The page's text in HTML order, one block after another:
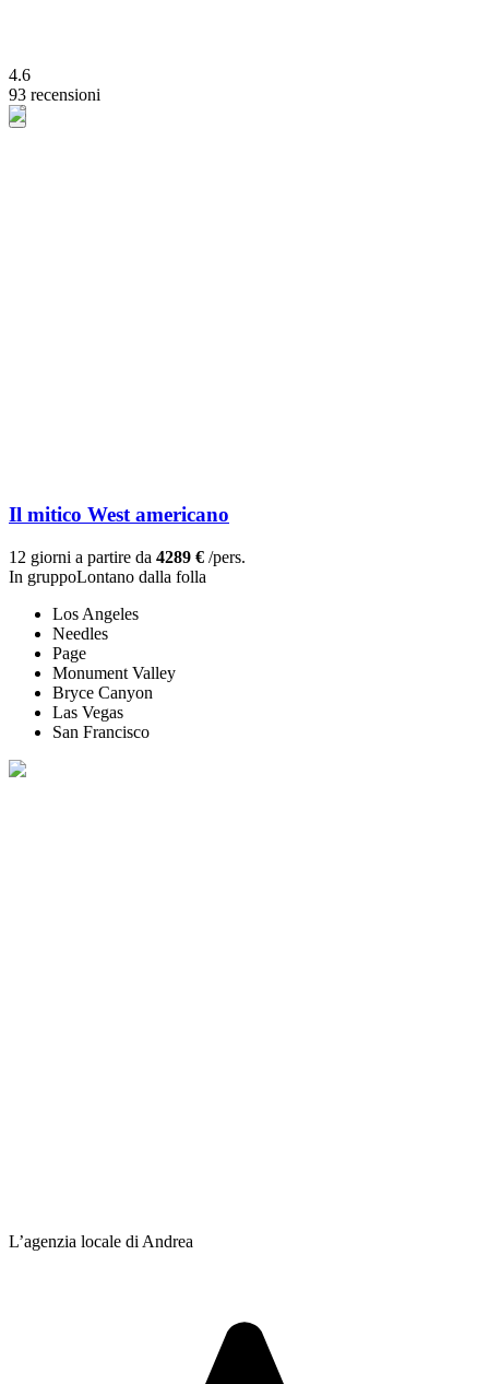
4.6
93 recensioni
Il mitico West americano
12 giorni a partire da 4289 € /pers.
In gruppoLontano dalla folla
Los Angeles
Needles
Page
Monument Valley
Bryce Canyon
Las Vegas
San Francisco
L’agenzia locale di Andrea